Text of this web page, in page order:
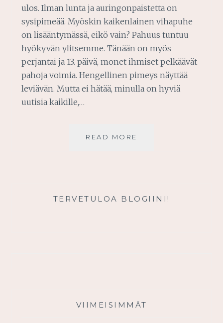
ulos. Ilman lunta ja auringonpaistetta on
sysipimeää. Myöskin kaikenlainen vihapuhe
on lisääntymässä, eikö vain? Pahuus tuntuu
hyökyvän ylitsemme. Tänään on myös
perjantai ja 13. päivä, monet ihmiset pelkäävät
pahoja voimia. Hengellinen pimeys näyttää
leviävän. Mutta ei hätää, minulla on hyviä
uutisia kaikille,…
READ MORE
TERVETULOA BLOGIINI!
VIIMEISIMMÄT